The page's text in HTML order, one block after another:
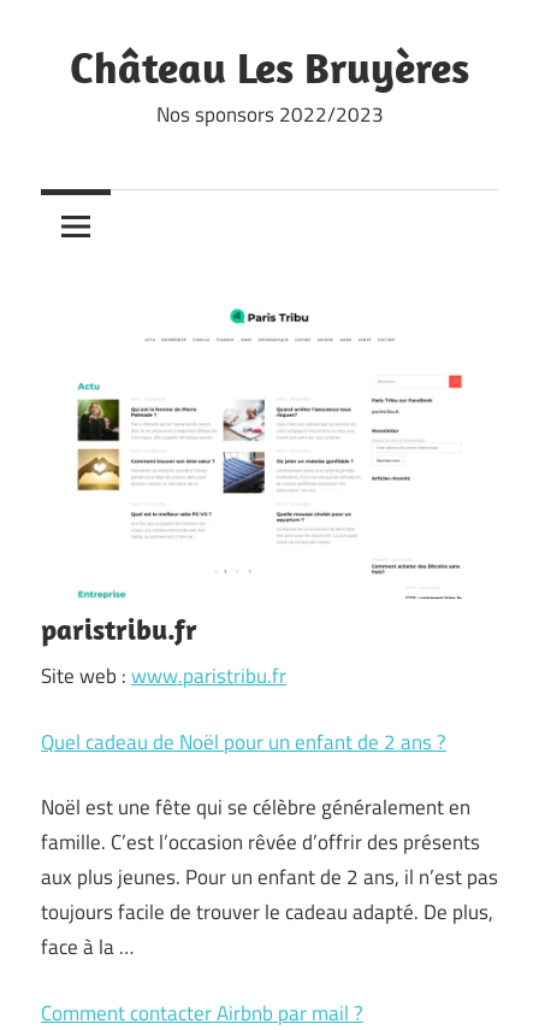
content
Château Les Bruyères
Nos sponsors 2022/2023
paristribu.fr
Site web :www.paristribu.fr
Quel cadeau de Noël pour un enfant de 2 ans ?
Noël est une fête qui se célèbre généralement en
famille. C’est l’occasion rêvée d’offrir des présents
aux plus jeunes. Pour un enfant de 2 ans, il n’est pas
toujours facile de trouver le cadeau adapté. De plus,
face à la …
Comment contacter Airbnb par mail ?